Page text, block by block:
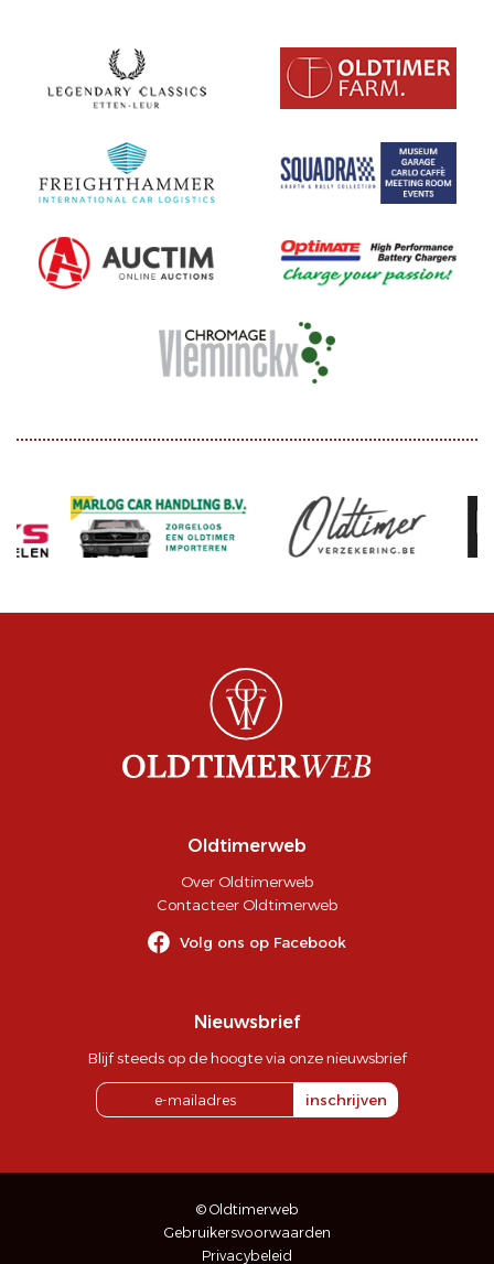
Oldtimerweb
Over Oldtimerweb
Contacteer Oldtimerweb
Volg ons op Facebook
Nieuwsbrief
Blijf steeds op de hoogte via onze nieuwsbrief
inschrijven
© Oldtimerweb
Gebruikersvoorwaarden
Privacybeleid